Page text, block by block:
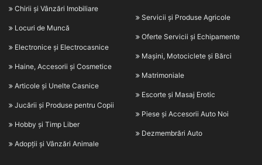
Chirii și Vânzări Imobiliare
Locuri de Muncă
Electronice și Electrocasnice
Haine, Accesorii și Cosmetice
Articole și Unelte Casnice
Jucării și Produse pentru Copii
Hobby și Timp Liber
Adopții și Vânzări Animale
Servicii și Produse Agricole
Oferte Servicii și Echipamente
Mașini, Motociclete și Bărci
Matrimoniale
Escorte și Masaj Erotic
Piese și Accesorii Auto Noi
Dezmembrări Auto